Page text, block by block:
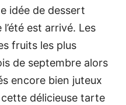
idée de dessert
est arrivé. Les
fruits les plus
de septembre alors
encore bien juteux
délicieuse tarte